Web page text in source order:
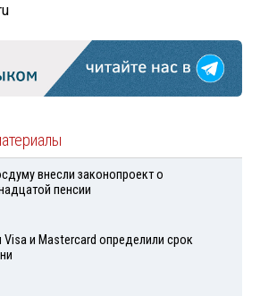
внесли законопроект о
пенсии
Visа и Mastercard определили срок